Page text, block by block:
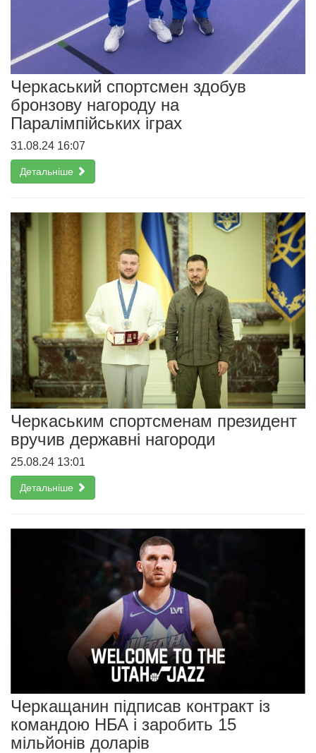
Черкаський спортсмен здобув
бронзову нагороду на
Паралімпійських іграх
31.08.24 16:07
Детальніше
Черкаським спортсменам президент
вручив державні нагороди
25.08.24 13:01
Детальніше
Черкащанин підписав контракт із
командою НБА і заробить 15
мільйонів доларів